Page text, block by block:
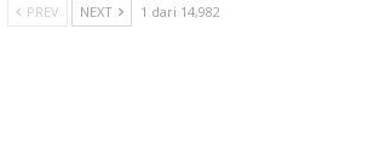
PREV NEXT 1 dari 14,982